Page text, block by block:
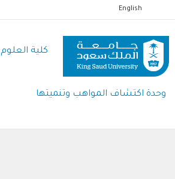
إلى
المحتوى
الرئيسي
English
كلية العلوم
وحدة اكتشاف المواهب وتنميتها